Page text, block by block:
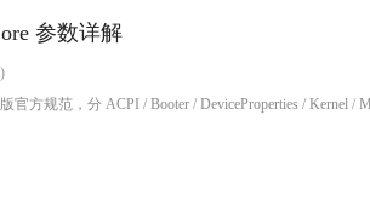
参数详解
官方规范，分 ACPI / Booter / DeviceProperties / Kernel /